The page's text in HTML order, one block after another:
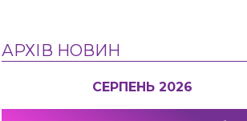
АРХІВ НОВИН
СЕРПЕНЬ 2026